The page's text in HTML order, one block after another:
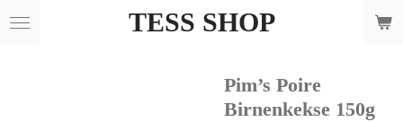
Skip
TESS SHOP
Pim’s Poire
Birnenkekse 150g